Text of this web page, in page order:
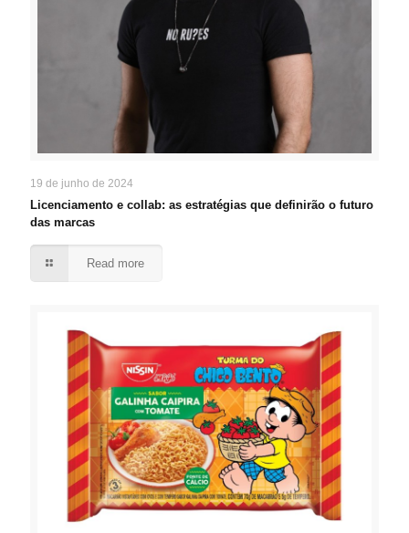
19 de junho de 2024
Licenciamento e collab: as estratégias que definirão o futuro
das marcas
Read more